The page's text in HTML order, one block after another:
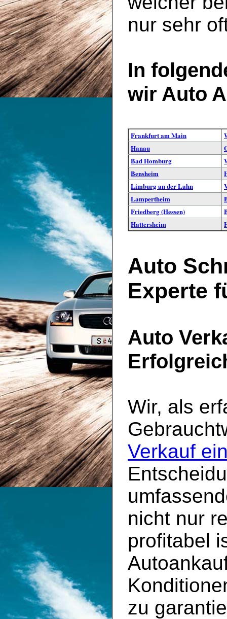
nur sehr
In
wir Auto
Frankfurt am Main
Hanau
Bad Homburg
Bensheim
Limburg an der Lahn
Lampertheim
Friedberg (Hessen)
Hattersheim
Auto
Experte
Auto
Wir, als
Verkauf
nicht nur
profitabel
zu